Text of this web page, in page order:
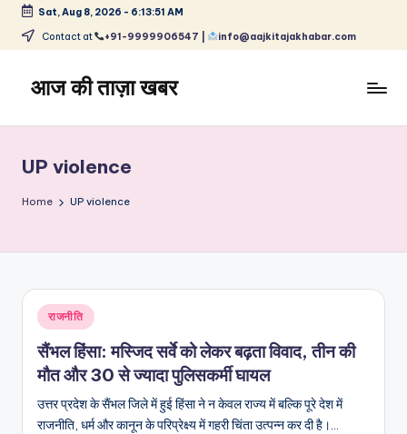
Skip
content
Sat, Aug 8, 2026 - 6:13:52 AM
Contact at +91-9999906547 | info@aajkitajakhabar.com
आज की ताज़ा खबर
ताज़ा
समाचार
–
और
विश्व
UP violence
Home UP violence
Posted
in
राजनीति
सैंभल हिंसा: मस्जिद सर्वे को लेकर बढ़ता विवाद, तीन की
मौत और 30 से ज्यादा पुलिसकर्मी घायल
उत्तर प्रदेश के सैंभल जिले में हुई हिंसा ने न केवल राज्य में बल्कि पूरे देश में
राजनीति, धर्म और कानून के परिप्रेक्ष्य में गहरी चिंता उत्पन्न कर दी है।…